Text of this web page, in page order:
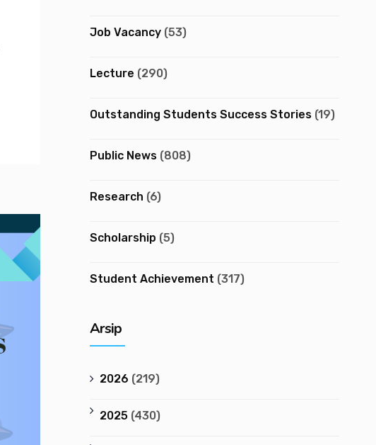
Job Vacancy(53)
Lecture (290)
Outstanding Students Success Stories(19)
Public News(808)
Research (6)
Scholarship (5)
Student Achievement (317)
Arsip
2026 (219)
2025(430)